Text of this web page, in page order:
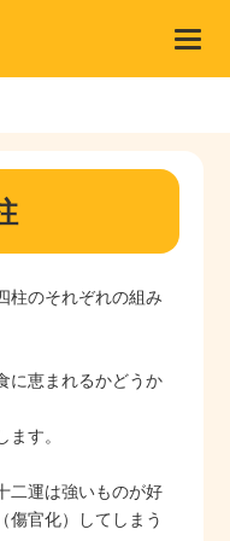
柱のそれぞれの組み
に恵まれるかどうか
す。
二運は強いものが好
傷官化）してしまう